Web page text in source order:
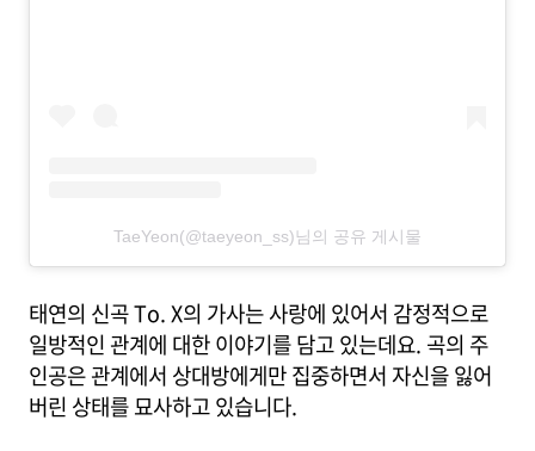
TaeYeon(@taeyeon_ss)님의 공유 게시물
태연의 신곡 To. X의 가사는 사랑에 있어서 감정적으로
일방적인 관계에 대한 이야기를 담고 있는데요. 곡의 주
인공은 관계에서 상대방에게만 집중하면서 자신을 잃어
버린 상태를 묘사하고 있습니다.